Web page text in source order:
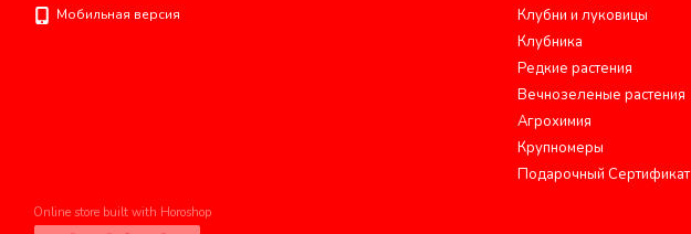
Мобильная версия
Online store built with Horoshop
Клубни и луковицы
Клубника
Редкие растения
Вечнозеленые растения
Агрохимия
Крупномеры
Подарочный Сертификат